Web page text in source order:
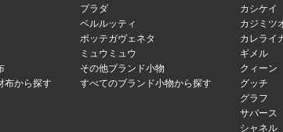
布から探す
プラダ
ベルルッティ
ボッテガヴェネタ
ミュウミュウ
その他ブランド小物
すべてのブランド小物から探す
カシケイ
カジミツ
カレライ
ギメル
クィーン
グッチ
グラフ
サバース
シャネル